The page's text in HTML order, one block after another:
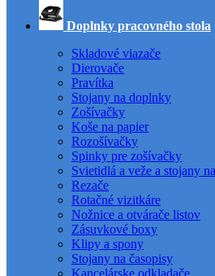
Doplnky pracovného stola
Skladové viazače
Dierovače
Pravítka
Stojany na doplnky
Zošívačky
Koše na papier
Rozošívačky
Spinky pre zošívačky
Svietidlá a veže a stojany
Rezače
Rotačné vizitkáre
Nožnice a otvárače listov
Zásuvkové boxy
Klipy a spony
Stojany na časopisy
Kancelárske odkladače